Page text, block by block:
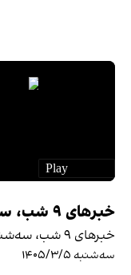
خبرهای ۹ شب، سه‌شنبه ۵ جوزا ۱۴۰۵
خبرهای ۹ شب، سه‌شنبه ۵ جوزا ۱۴۰۵
سه‌شنبه ۱۴۰۵/۳/۵